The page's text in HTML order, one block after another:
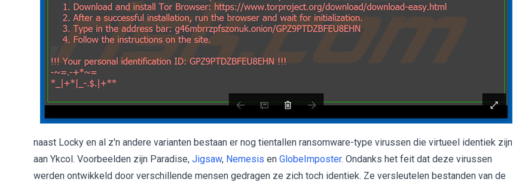
naast Locky en al z'n andere varianten bestaan er nog tientallen ransomware-type virussen die virtueel identiek zijn
aan Ykcol. Voorbeelden zijn Paradise, Jigsaw, Nemesis en GlobeImposter. Ondanks het feit dat deze virussen
werden ontwikkeld door verschillende mensen gedragen ze zich toch identiek. Ze versleutelen bestanden van de